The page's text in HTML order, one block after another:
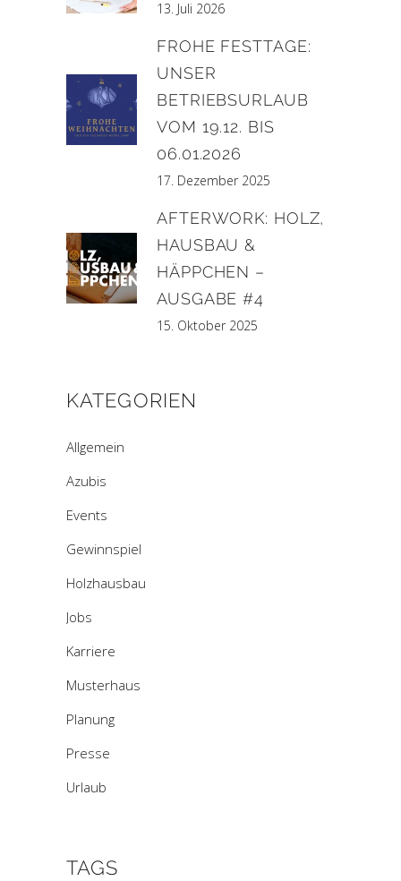
13. Juli 2026
FROHE FESTTAGE:
UNSER
BETRIEBSURLAUB
VOM 19.12. BIS
06.01.2026
17. Dezember 2025
AFTERWORK: HOLZ,
HAUSBAU &
HÄPPCHEN –
AUSGABE #4
15. Oktober 2025
KATEGORIEN
Allgemein
Azubis
Events
Gewinnspiel
Holzhausbau
Jobs
Karriere
Musterhaus
Planung
Presse
Urlaub
TAGS